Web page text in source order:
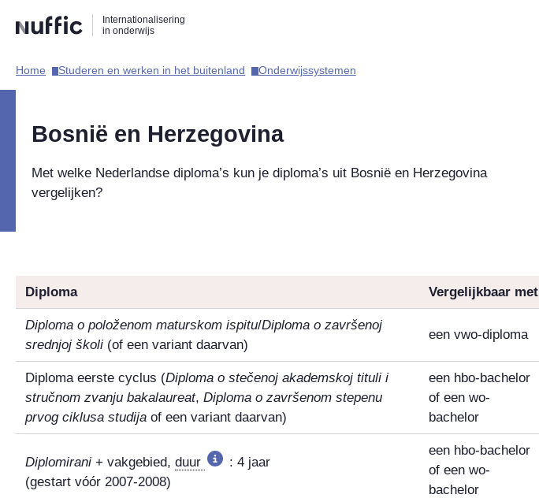
naar
zoekfunctie
naar
hoofdnavigatie
naar
inhoud
Internationalisering
in onderwijs
Hoofdnavigatie
Home​ Studeren en werken in het buitenland​ Onderwijssystemen​
Bosnië en Herzegovina
Met welke Nederlandse diploma’s kun je diploma’s uit Bosnië en Herzegovina
vergelijken?
Diploma Vergelijkbaar met
Diploma o položenom maturskom ispitu/Diploma o završenoj
srednjoj školi (of een variant daarvan)
een vwo-diploma
Diploma eerste cyclus (Diploma o stečenoj akademskoj tituli i
stručnom zvanju bakalaureat, Diploma o završenom stepenu
prvog ciklusa studija of een variant daarvan)
een hbo-bachelor
of een wo-
bachelor
Diplomirani + vakgebied, duur
: 4 jaar
(gestart vóór 2007-2008)
een hbo-bachelor
of een wo-
bachelor